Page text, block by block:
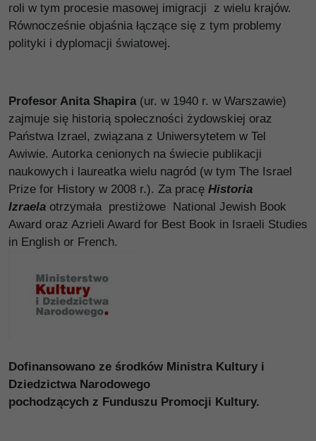
roli w tym procesie masowej imigracji z wielu krajów.
Równocześnie objaśnia łączące się z tym problemy
polityki i dyplomacji światowej.
Profesor Anita Shapira(ur. w 1940 r. w Warszawie)
zajmuje się historią społeczności żydowskiej oraz
Państwa Izrael, związana z Uniwersytetem w Tel
Awiwie. Autorka cenionych na świecie publikacji
naukowych i laureatka wielu nagród (w tym The Israel
Prize for History w 2008 r.). Za pracę Historia
Izraela otrzymała prestiżowe National Jewish Book
Award oraz Azrieli Award for Best Book in Israeli Studies
in English or French.
Dofinansowano ze środków Ministra Kultury i
Dziedzictwa Narodowego
pochodzących z Funduszu Promocji Kultury.